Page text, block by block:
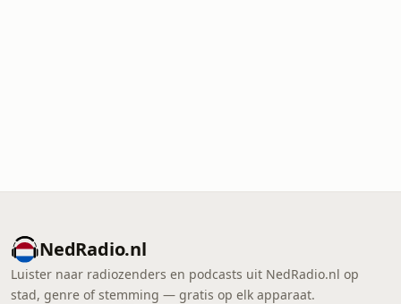
NedRadio.nl
Luister naar radiozenders en podcasts uit NedRadio.nl op
stad, genre of stemming — gratis op elk apparaat.